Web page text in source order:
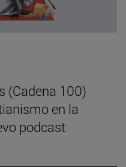
(Cadena 100)
en la
podcast